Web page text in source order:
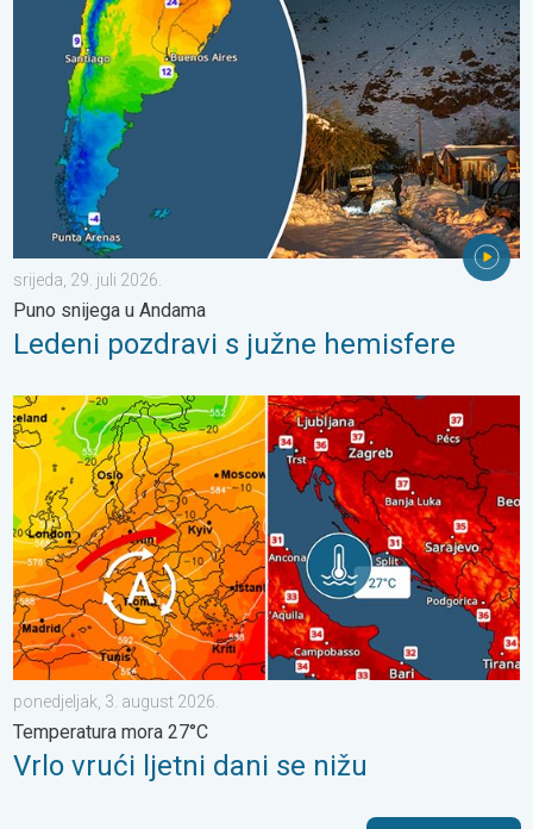
srijeda, 29. juli 2026.
Puno snijega u Andama
Ledeni pozdravi s južne hemisfere
Vrlo vrući ljetni dani se nižu. Temperatura mora 27°C. . .
ponedjeljak, 3. august 2026.
Temperatura mora 27°C
Vrlo vrući ljetni dani se nižu